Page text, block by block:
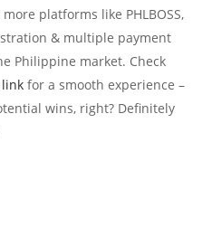
platforms like PHLBOSS,
& multiple payment
Philippine market. Check
for a smooth experience –
wins, right? Definitely